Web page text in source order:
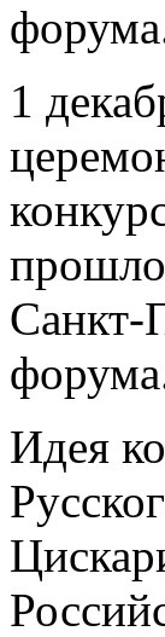
1
Санкт-
Идея